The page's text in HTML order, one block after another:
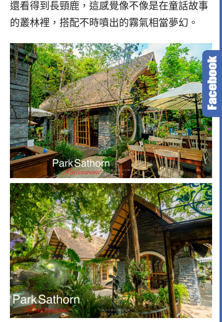
還看得到長頸鹿，這感覺像不像是在童話故事
的叢林裡，搭配不時噴出的霧氣相當夢幻。